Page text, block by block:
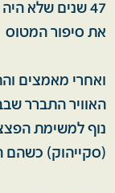
47 שנים שלא
את סיפור המטוס
ואחרי מאמצים
נוף למשימת
(סקייהוק) כשהם